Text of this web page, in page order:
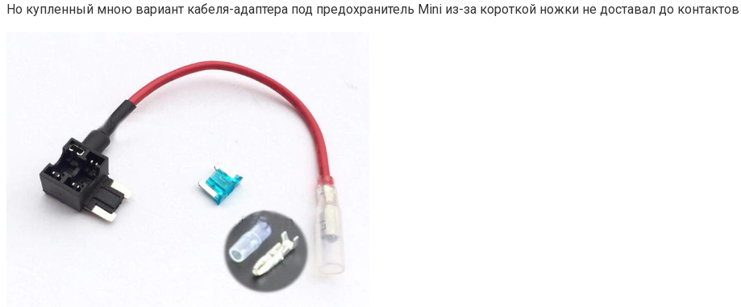
Но купленный мною вариант кабеля-адаптера под предохранитель Mini из-за короткой ножки не доставал до контактов